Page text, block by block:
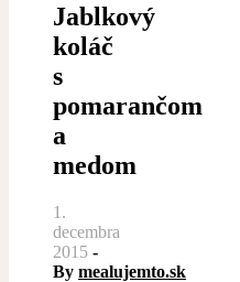
Jablkový
koláč
s
pomarančom
a
medom
1.
decembra
2015 -
By mealujemto.sk